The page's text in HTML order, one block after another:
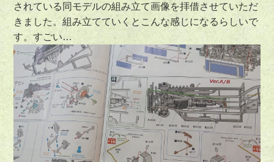
されている同モデルの組み立て画像を拝借させていただ
きました。組み立てていくとこんな感じになるらしいで
す。すごい…